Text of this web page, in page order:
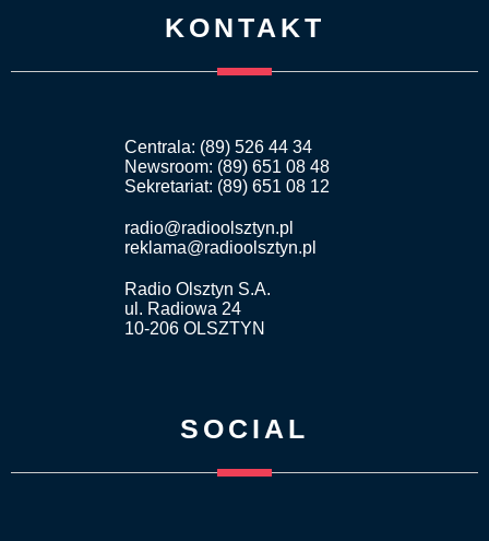
KONTAKT
Centrala: (89) 526 44 34
Newsroom: (89) 651 08 48
Sekretariat: (89) 651 08 12
radio@radioolsztyn.pl
reklama@radioolsztyn.pl
Radio Olsztyn S.A.
ul. Radiowa 24
10-206 OLSZTYN
SOCIAL